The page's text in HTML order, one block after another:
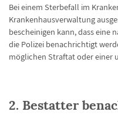
Bei einem Sterbefall im
Krankenhausverwaltung
bescheinigen kann, dass eine
die Polizei benachrichtigt
möglichen Straftat oder einer
2. Bestatter